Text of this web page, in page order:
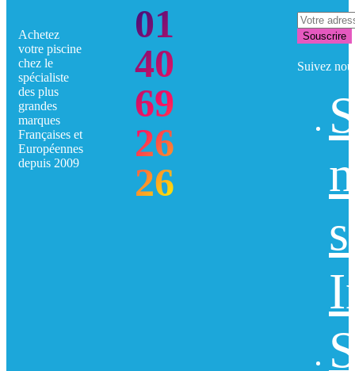
Achetez
votre piscine
chez le
spécialiste
des plus
grandes
marques
Françaises et
Européennes
depuis 2009
01
40
69
26
26
Souscrire
Suivez